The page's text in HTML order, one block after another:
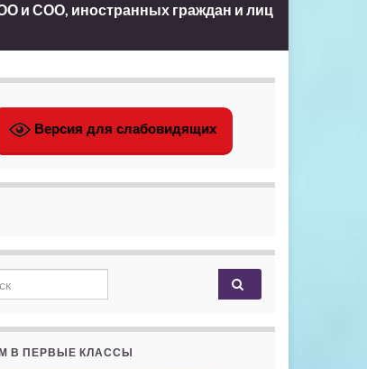
и СОО, иностранных граждан и лиц
Версия для слабовидящих
for:
В ПЕРВЫЕ КЛАССЫ